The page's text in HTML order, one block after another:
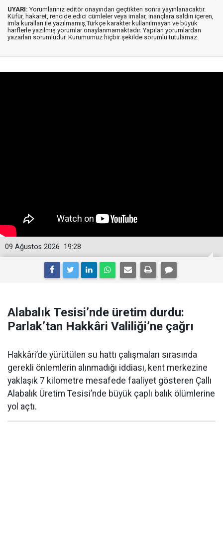
UYARI: Yorumlarınız editör onayından geçtikten sonra yayınlanacaktır.
Küfür, hakaret, rencide edici cümleler veya imalar, inançlara saldırı içeren,
imla kuralları ile yazılmamış,Türkçe karakter kullanılmayan ve büyük
harflerle yazılmış yorumlar onaylanmamaktadır. Yapılan yorumlardan
yazarları sorumludur. Kurumumuz hiçbir şekilde sorumlu tutulamaz.
19:28
09 Ağustos 2026
Alabalık Tesisi’nde üretim durdu:
Parlak’tan Hakkâri Valiliği’ne çağrı
Hakkâri’de yürütülen su hattı çalışmaları sırasında
gerekli önlemlerin alınmadığı iddiası, kent merkezine
yaklaşık 7 kilometre mesafede faaliyet gösteren Çallı
Alabalık Üretim Tesisi’nde büyük çaplı balık ölümlerine
yol açtı.